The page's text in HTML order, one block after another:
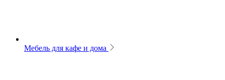
Мебель для кафе и дома